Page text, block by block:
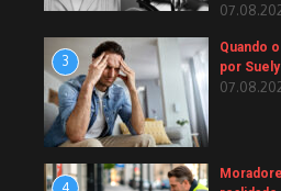
3
Quando
por
4